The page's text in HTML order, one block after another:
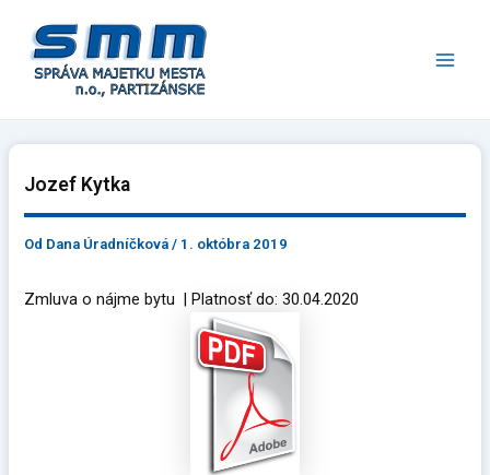
obsah
Jozef Kytka
Od Dana Úradníčková/ 1. októbra 2019
Zmluva o nájme bytu | Platnosť do: 30.04.2020